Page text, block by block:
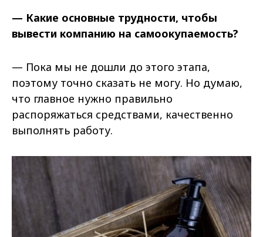
— Какие основные трудности, чтобы
вывести компанию на самоокупаемость?
— Пока мы не дошли до этого этапа,
поэтому точно сказать не могу. Но думаю,
что главное нужно правильно
распоряжаться средствами, качественно
выполнять работу.